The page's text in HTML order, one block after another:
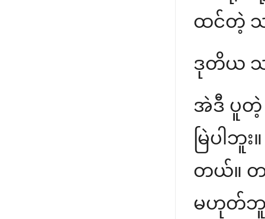
ထင်တဲ့ သ
ဒုတိယ သ
အဲဒီ ပူတဲ့
မြဲပါ
တယ်။ တ
မဟုတ်ဘူ